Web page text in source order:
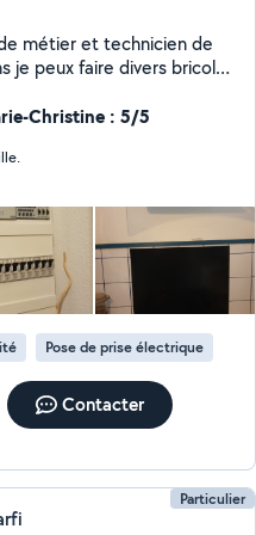
métier et technicien de
je peux faire divers bricole
dépannage
et inox .transport de
,manutention
Christine : 5/5
Pose de prise électrique
Contacter
Particulier